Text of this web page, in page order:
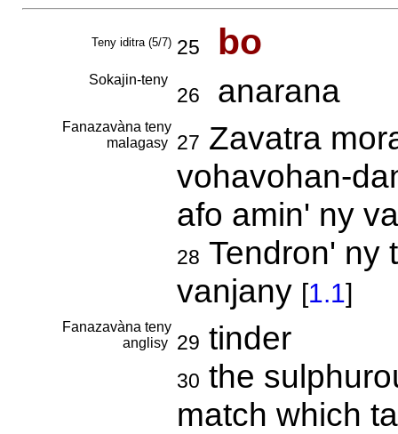
Teny iditra (5/7) 25 bo
Sokajin-teny
26 anarana
Fanazavàna teny
malagasy
27 Zavatra
vohavohan-
afo amin' ny
28 Tendron' ny
vanjany [1.1]
Fanazavàna teny
anglisy
29 tinder
30 the
match which